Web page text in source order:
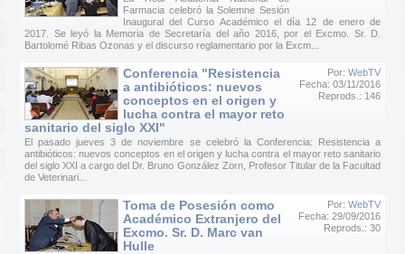
Farmacia celebró la Solemne Sesión
Inaugural del Curso Académico el día 12 de enero de
2017. Se leyó la Memoria de Secretaría del año 2016, por el Excmo. Sr. D.
Bartolomé Ribas Ozonas y el discurso reglamentario por la Excm...
Por: WebTV
Fecha: 03/11/2016
Reprods.: 146
Conferencia "Resistencia
a antibióticos: nuevos
conceptos en el origen y
lucha contra el mayor reto
sanitario del siglo XXI"
El pasado jueves 3 de noviembre se celebró la Conferencia: Resistencia a
antibióticos: nuevos conceptos en el origen y lucha contra el mayor reto sanitario
del siglo XXI a cargo del Dr. Bruno González Zorn, Profesor Titular de la Facultad
de Veterinari...
Por: WebTV
Fecha: 29/09/2016
Reprods.: 30
Toma de Posesión como
Académico Extranjero del
Excmo. Sr. D. Marc van
Hulle